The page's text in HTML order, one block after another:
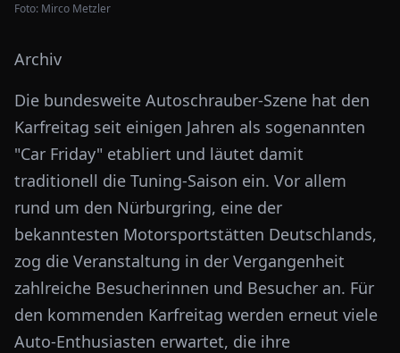
Foto: Mirco Metzler
Archiv
Die bundesweite Autoschrauber-Szene hat den
Karfreitag seit einigen Jahren als sogenannten
"Car Friday" etabliert und läutet damit
traditionell die Tuning-Saison ein. Vor allem
rund um den Nürburgring, eine der
bekanntesten Motorsportstätten Deutschlands,
zog die Veranstaltung in der Vergangenheit
zahlreiche Besucherinnen und Besucher an. Für
den kommenden Karfreitag werden erneut viele
Auto-Enthusiasten erwartet, die ihre